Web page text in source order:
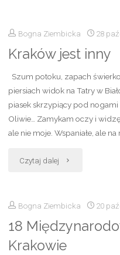
Bogna Ziembicka 28
Kraków jest inny
Szum potoku, zapach
piersiach widok na Tatry w
piasek skrzypiący pod
Oliwie… Zamykam oczy i
ale nie moje. Wspaniałe, ale na
Czytaj dalej "Kraków
inny"
Bogna Ziembicka 20
18
Krakowie